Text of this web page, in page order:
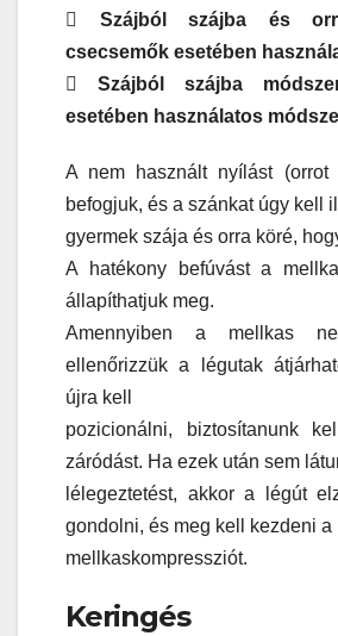
 Szájból szájba és
csecsemők esetében
 Szájból szájba
esetében használatos
A nem használt nyílást
befogjuk, és a szánkat úgy kell
gyermek szája és orra köré,
A hatékony befúvást a
állapíthatjuk meg.
Amennyiben a mellkas
ellenőrizzük a légutak
újra kell
pozicionálni, biztosítanunk
záródást. Ha ezek után sem
lélegeztetést, akkor a légút
gondolni, és meg kell kezdeni a
mellkaskompressziót.
Keringés